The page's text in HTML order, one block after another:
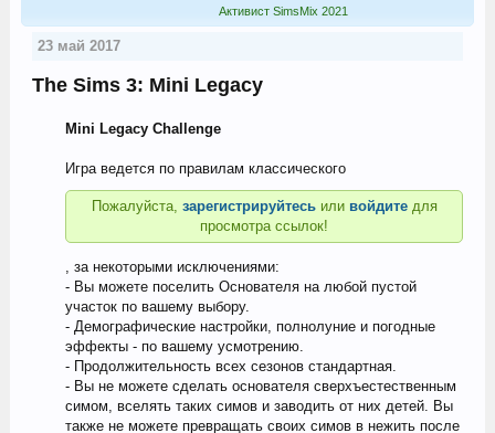
Активист SimsMix 2021
23 май 2017
The Sims 3: Mini Legacy
Mini Legacy Challenge
Игра ведется по правилам классического
Пожалуйста, зарегистрируйтесьили войдите для
просмотра ссылок!
, за некоторыми исключениями:
- Вы можете поселить Основателя на любой пустой
участок по вашему выбору.
- Демографические настройки, полнолуние и погодные
эффекты - по вашему усмотрению.
- Продолжительность всех сезонов стандартная.
- Вы не можете сделать основателя сверхъестественным
симом, вселять таких симов и заводить от них детей. Вы
также не можете превращать своих симов в нежить после